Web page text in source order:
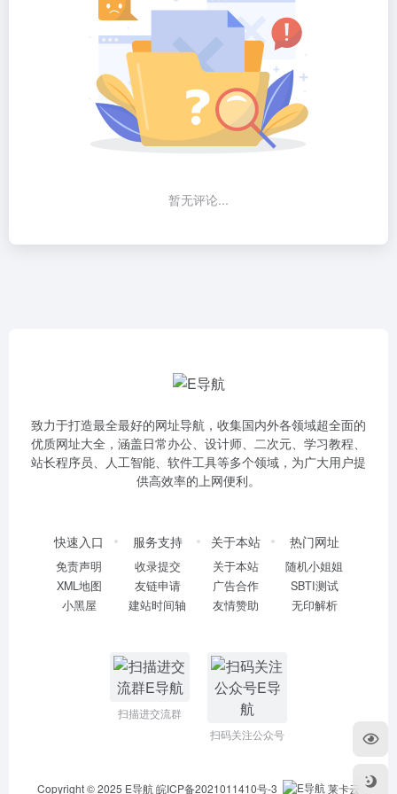
暂无评论...
致力于打造最全最好的网址导航，收集国内外各领域超全面的
优质网址大全，涵盖日常办公、设计师、二次元、学习教程、
站长程序员、人工智能、软件工具等多个领域，为广大用户提
供高效率的上网便利。
快速入口
免责声明
XML地图
小黑屋
服务支持
收录提交
友链申请
建站时间轴
关于本站
关于本站
广告合作
友情赞助
热门网址
随机小姐姐
SBTI测试
无印解析
扫描进交流群
扫码关注公众号
Copyright © 2025 E导航皖ICP备2021011410号-3 莱卡云